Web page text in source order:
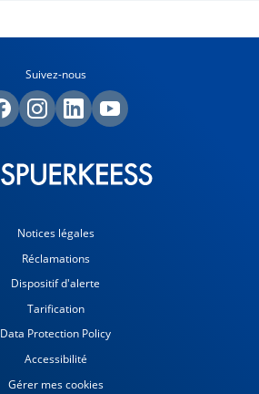
Suivez-nous
Notices légales
Réclamations
Dispositif d'alerte
Tarification
Data Protection Policy
Accessibilité
Gérer mes cookies